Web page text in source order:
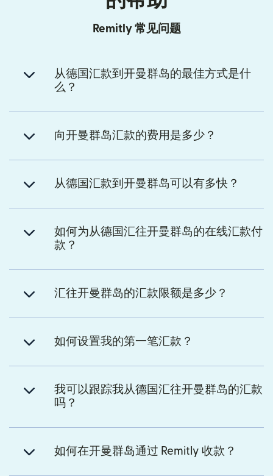
Remitly 常见问题
从德国汇款到开曼群岛的最佳方式是什
么？
向开曼群岛汇款的费用是多少？
从德国汇款到开曼群岛可以有多快？
如何为从德国汇往开曼群岛的在线汇款付
款？
汇往开曼群岛的汇款限额是多少？
如何设置我的第一笔汇款？
我可以跟踪我从德国汇往开曼群岛的汇款
吗？
如何在开曼群岛通过 Remitly 收款？